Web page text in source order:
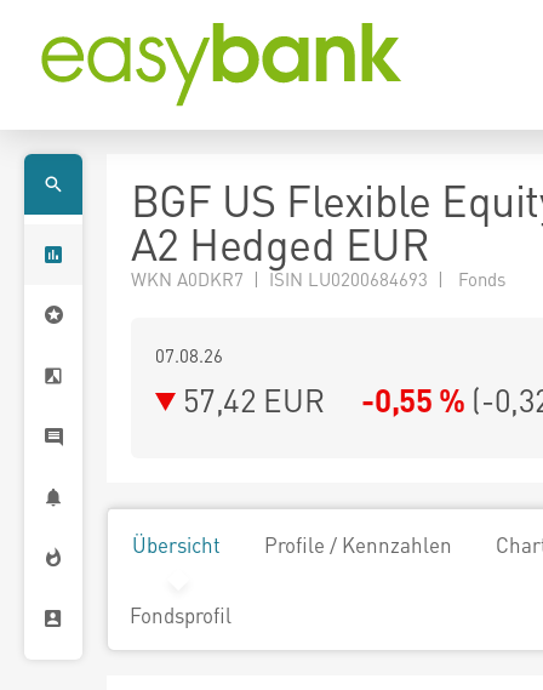
BGF US Flexible
A2 Hedged EUR
WKN A0DKR7 | ISIN LU0200684693 | Fonds
07.08.26
57,42 EUR -0,55 % (-
Übersicht Profile / Kennzahlen
Fondsprofil